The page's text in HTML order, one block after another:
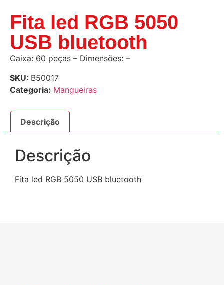
Fita led RGB 5050
USB bluetooth
Caixa: 60 peças – Dimensões: –
SKU: B50017
Categoria: Mangueiras
Descrição
Descrição
Fita led RGB 5050 USB bluetooth